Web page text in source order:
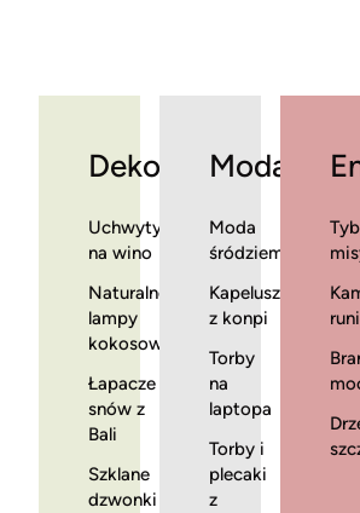
Dekoracje
Uchwyty
na wino
Naturalne
lampy
kokosowe
Łapacze
snów z
Bali
Szklane
dzwonki
Moda
Moda
Kapelusze
z konpi
Torby
na
laptopa
Torby i
plecaki
z